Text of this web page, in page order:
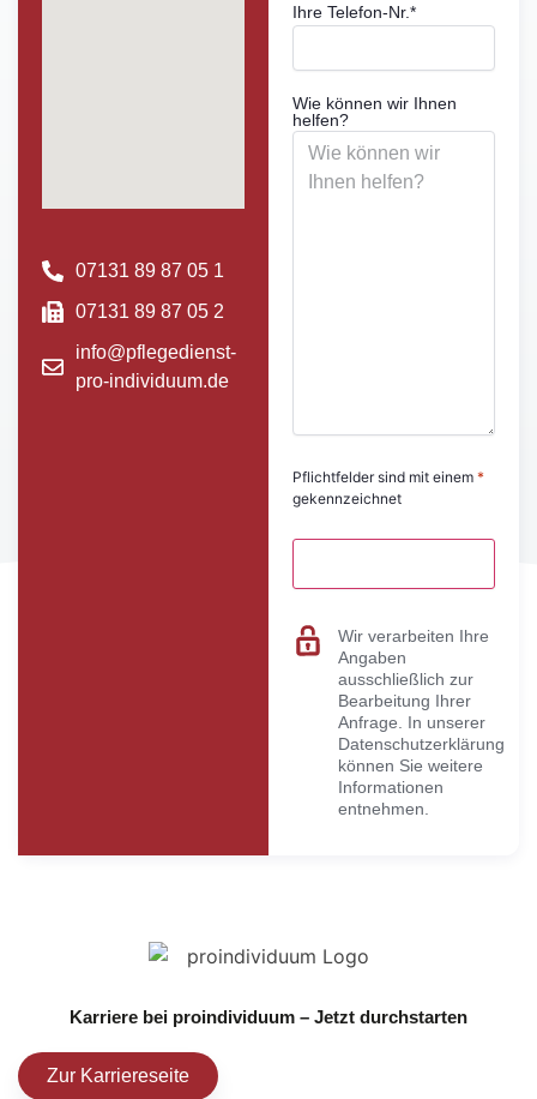
07131 89 87 05 1
07131 89 87 05 2
info@pflegedienst-
pro-individuum.de
Ihre Telefon-Nr.*
Wie können wir Ihnen
helfen?
Pflichtfelder sind mit einem *
gekennzeichnet
Wir verarbeiten Ihre
Angaben
ausschließlich zur
Bearbeitung Ihrer
Anfrage. In unserer
Datenschutzerklärung
können Sie weitere
Informationen
entnehmen.
Karriere bei proindividuum – Jetzt durchstarten
Zur Karriereseite